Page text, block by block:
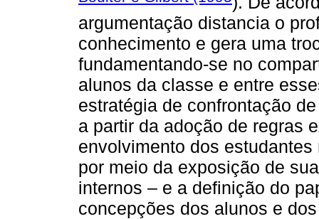
argumentação distancia o
conhecimento e gera uma
fundamentando-se no
alunos da classe e entre
estratégia de confrontação
a partir da adoção de regras
envolvimento dos
por meio da exposição de
internos – e a definição do
concepções dos alunos e